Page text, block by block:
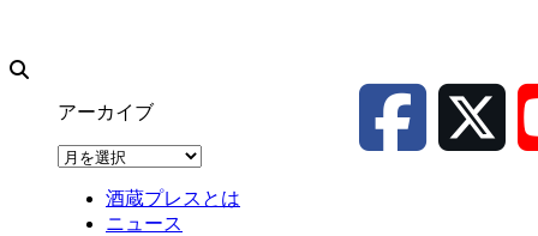
アーカイブ
ア
酒蔵プレスとは
ニュース